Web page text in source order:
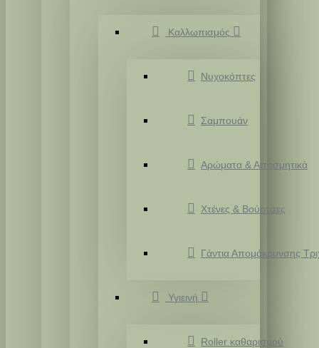
Καλλωπισμός
Νυχοκόπτες
Σαμπουάν
Αρώματα & Αποσμητικά
Χτένες & Βούρτσες
Γάντια Απομάκρυνσης
Υγιεινή
Roller καθαρισμού